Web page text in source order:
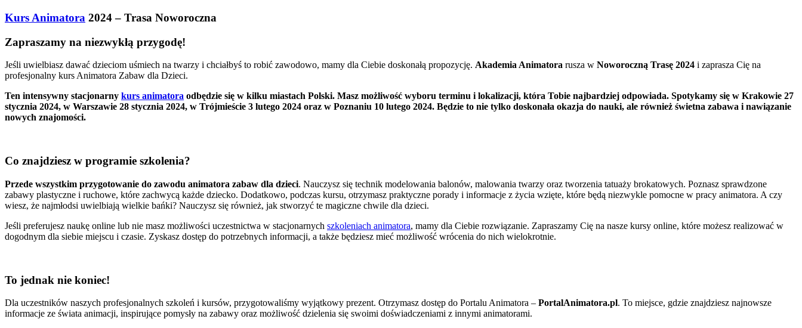
Kurs Animatora 2024 – Trasa Noworoczna
Zapraszamy na niezwykłą przygodę!
Jeśli uwielbiasz dawać dzieciom uśmiech na twarzy i chciałbyś to robić zawodowo, mamy dla Ciebie doskonałą propozycję. Akademia Animatora rusza w Noworoczną Trasę 2024 i zaprasza Cię na
profesjonalny kurs Animatora Zabaw dla Dzieci.
Ten intensywny stacjonarny kurs animatora odbędzie się w kilku miastach Polski. Masz możliwość wyboru terminu i lokalizacji, która Tobie najbardziej odpowiada. Spotykamy się w Krakowie 27
stycznia 2024, w Warszawie 28 stycznia 2024, w Trójmieście 3 lutego 2024 oraz w Poznaniu 10 lutego 2024. Będzie to nie tylko doskonała okazja do nauki, ale również świetna zabawa i nawiązanie
nowych znajomości.
Co znajdziesz w programie szkolenia?
Przede wszystkim przygotowanie do zawodu animatora zabaw dla dzieci. Nauczysz się technik modelowania balonów, malowania twarzy oraz tworzenia tatuaży brokatowych. Poznasz sprawdzone
zabawy plastyczne i ruchowe, które zachwycą każde dziecko. Dodatkowo, podczas kursu, otrzymasz praktyczne porady i informacje z życia wzięte, które będą niezwykle pomocne w pracy animatora. A czy
wiesz, że najmłodsi uwielbiają wielkie bańki? Nauczysz się również, jak stworzyć te magiczne chwile dla dzieci.
Jeśli preferujesz naukę online lub nie masz możliwości uczestnictwa w stacjonarnych szkoleniach animatora, mamy dla Ciebie rozwiązanie. Zapraszamy Cię na nasze kursy online, które możesz realizować w
dogodnym dla siebie miejscu i czasie. Zyskasz dostęp do potrzebnych informacji, a także będziesz mieć możliwość wrócenia do nich wielokrotnie.
To jednak nie koniec!
Dla uczestników naszych profesjonalnych szkoleń i kursów, przygotowaliśmy wyjątkowy prezent. Otrzymasz dostęp do Portalu Animatora – PortalAnimatora.pl. To miejsce, gdzie znajdziesz najnowsze
informacje ze świata animacji, inspirujące pomysły na zabawy oraz możliwość dzielenia się swoimi doświadczeniami z innymi animatorami.